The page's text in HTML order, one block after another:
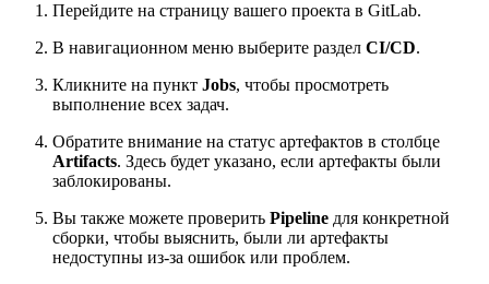
Перейдите на страницу вашего проекта в GitLab.
В навигационном меню выберите раздел CI/CD.
Кликните на пункт Jobs, чтобы просмотреть
выполнение всех задач.
Обратите внимание на статус артефактов в столбце
Artifacts. Здесь будет указано, если артефакты были
заблокированы.
Вы также можете проверить Pipeline для конкретной
сборки, чтобы выяснить, были ли артефакты
недоступны из-за ошибок или проблем.